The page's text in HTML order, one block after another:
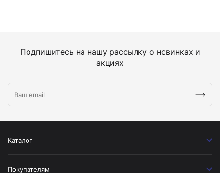
Подпишитесь на нашу рассылку о новинках и
акциях
Каталог
Покупателям